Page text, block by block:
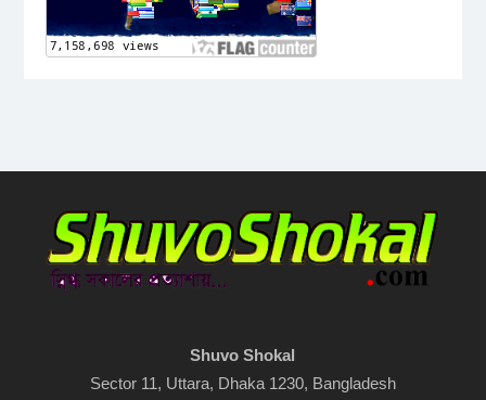
Shuvo Shokal
Sector 11, Uttara, Dhaka 1230, Bangladesh